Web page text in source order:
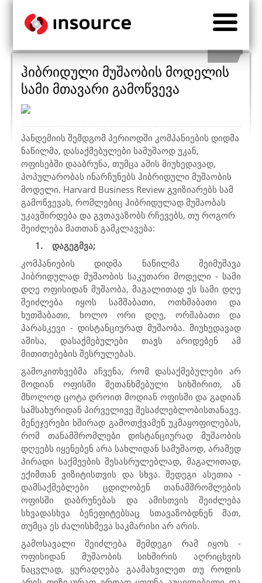
ჰიბრიდული მუშაობის მოდელის
სამი მთავარი გამოწვევა
პანდემიის შემდგომ პერიოდში კომპანიების დიდმა
ნაწილმა, დასაქმებულები სამუშაოდ უკან,
ოფისებში დააბრუნა, თუმცა ამის მიუხედავად,
პოპულარობას ინარჩუნებს ჰიბრიდული მუშაობის
მოდელი. Harvard Business Review გვიზიარებს სამ
გამოწვევას, რომლებიც ჰიბრიდულად მუშაობას
უკავშირდება და გვთავაზობს რჩევებს, თუ როგორ
შეიძლება მათთან გამკლავება:
1.
დაგეგმვა;
კომპანიების დიდმა ნაწილმა შეიმუშავა
ჰიბრიდულად მუშაობის საკუთარი მოდელი - სამი
დღე ოფისიდან მუშაობა, მაგალითად ეს სამი დღე
შეიძლება იყოს სამშაბათი, ოთხშაბათი და
ხუთშაბათი, ხოლო ორი დღე, ორშაბათი და
პარასკევი - დისტანციურად მუშაობა. მიუხედავად
ამისა, დასაქმებულები თავს არიდებენ ამ
მითითებების შესრულებას.
გამოკითხვებმა აჩვენა, რომ დასაქმებულები არ
მოდიან ოფისში შეთანხმებული სიხშირით, ან
მხოლოდ ცოტა დროით მოდიან ოფისში და გადიან
სამსახურიდან პირველივე შესაძლებლობისთანავე.
მენეჯერები ხშირად გამოთქვამენ უკმაყოფილებას,
რომ თანამშრომლები დისტანციურად მუშაობის
დღეებს იყენებენ არა სახლიდან სამუშაოდ, არამედ
პირადი საქმეების შესასრულებლად, მაგალითად,
ექიმთან ვიზიტისთვის და სხვა. შედეგი ასეთია -
დამსაქმებლები ცდილობენ თანამშრომლების
ოფისში დაბრუნებას და ამისთვის შეიძლება
სხვადასხვა ბენეფიტებსაც სთავაზობდნენ მათ,
თუმცა ეს ძალისხმევა საკმარისი არ არის.
გამოსავალი შეიძლება შემდეგი რამ იყოს -
ოფისიდან მუშაობის სიხშირის აღრიცხვის
ნაცვლად, ყურადღება გაამახვილეთ თუ როდის